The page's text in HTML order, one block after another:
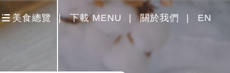
美食總覽 下載 MENU 關於我們 EN